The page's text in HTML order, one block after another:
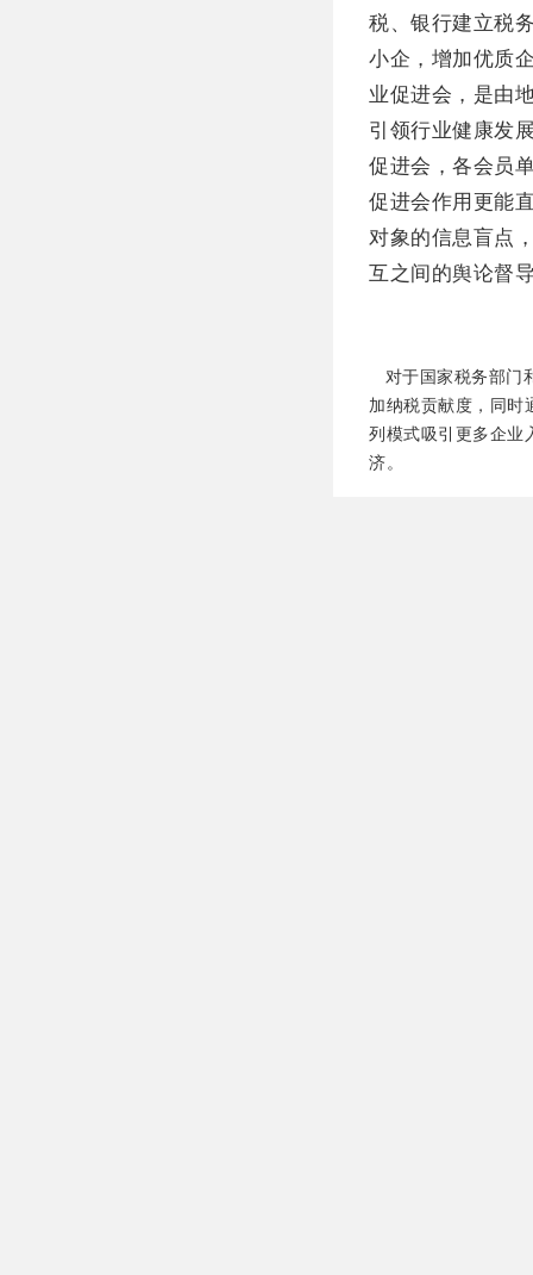
税、银行建立税
小企，增加优质
业促进会，是由
引领行业健康发
促进会，各会员
促进会作用更能
对象的信息盲点
互之间的舆论督
对于国家税务部门
加纳税贡献度，同时
列模式吸引更多企业
济。